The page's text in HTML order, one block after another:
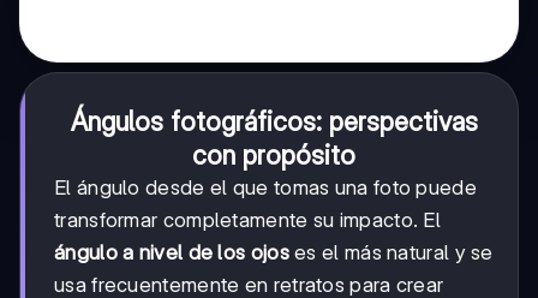
Ángulos fotográficos: perspectivas
con propósito
El ángulo desde el que tomas una foto puede
transformar completamente su impacto. El
ángulo a nivel de los ojoses el más natural y se
usa frecuentemente en retratos para crear